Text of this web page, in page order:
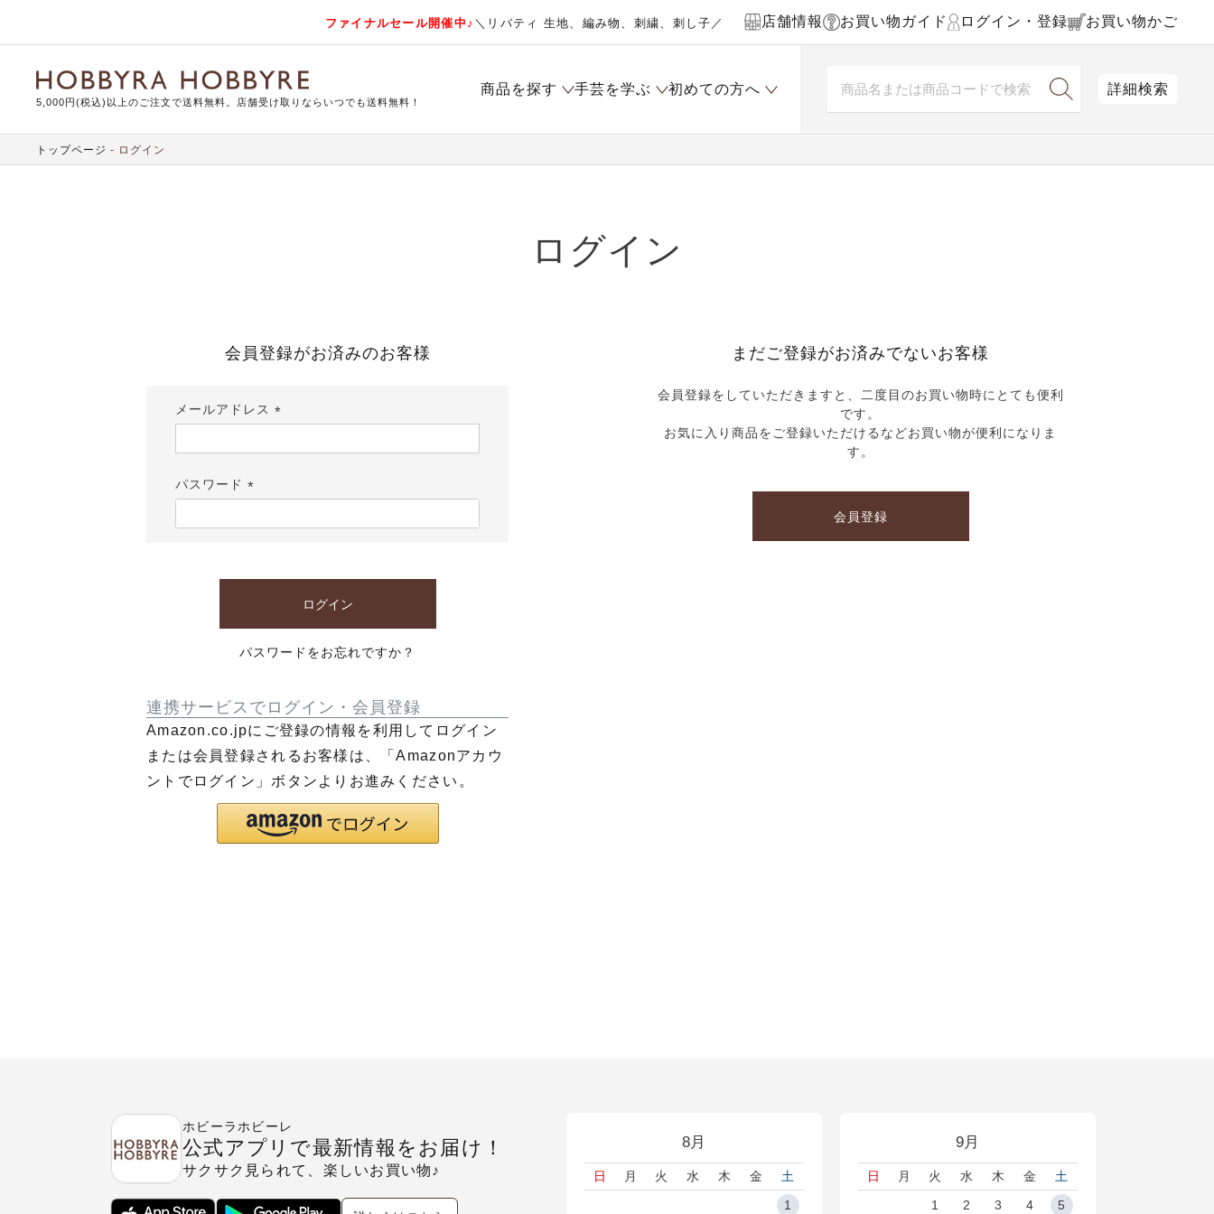
ファイナルセール開催中♪ ＼リバティ 生地、編み物、刺繍、刺し子／ 店舗情報 お買い物ガイド ログイン・登録 お買い物かご
5,000円(税込)以上のご注文で送料無料。店舗受け取りならいつでも送料無料！
商品を探す 手芸を学ぶ 初めての方へ 詳細検索
トップページ ログイン
ログイン
会員登録がお済みのお客様
メールアドレス
須)
パスワード
須)
ログイン
パスワードをお忘れですか？
連携サービスでログイン・会員登録
Amazon.co.jpにご登録の情報を利用してログイン
または会員登録されるお客様は、「Amazonアカウ
ントでログイン」ボタンよりお進みください。
まだご登録がお済みでないお客様
会員登録をしていただきますと、二度目のお買い物時にとても便利
です。
お気に入り商品をご登録いただけるなどお買い物が便利になりま
す。
会員登録
8月
日 月 火 水 木 金
土
1
9月
日 月 火 水 木 金
土
1
2 3 4 5
ホビーラホビーレ
公式アプリで最新情報をお届け！
サクサク見られて、楽しいお買い物♪